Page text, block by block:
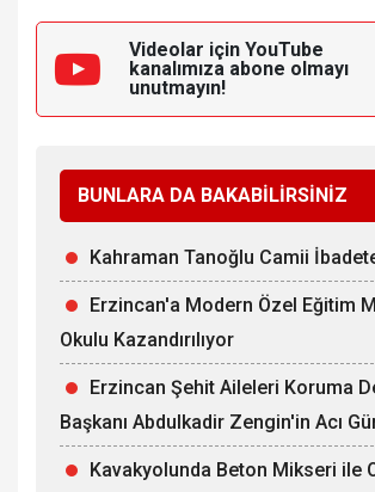
Videolar için YouTube
kanalımıza abone olmayı
unutmayın!
BUNLARA DA BAKABİLİRSİNİZ
Kahraman Tanoğlu Camii İbadete
Erzincan'a Modern Özel Eğitim
Okulu Kazandırılıyor
Erzincan Şehit Aileleri Koruma
Başkanı Abdulkadir Zengin'in Acı
Kavakyolunda Beton Mikseri ile